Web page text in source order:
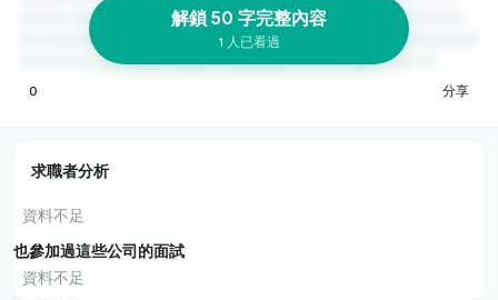
解鎖 50 字完整內容
1 人已看過
0 分享
求職者分析
資料不足
也參加過這些公司的面試
資料不足